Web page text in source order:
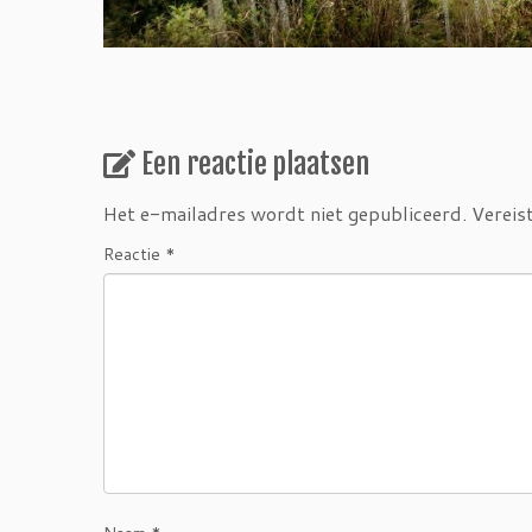
Een reactie plaatsen
Het e-mailadres wordt niet gepubliceerd.
Reactie *